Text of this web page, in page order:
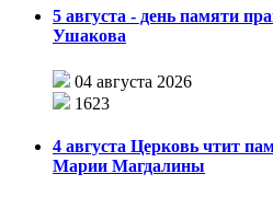
5 августа - день памяти
Ушакова
04 августа 2026
1623
4 августа Церковь чтит
Марии Магдалины